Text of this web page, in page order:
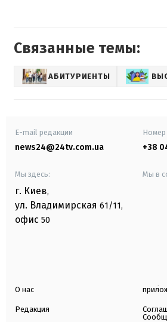
Связанные темы:
АБИТУРИЕНТЫ
E-mail редакции
news24@24tv.com.ua
Номер
+38
Мы здесь:
г. Киев,
ул. Владимирская 61/11,
офис 50
Мы в
О нас
Редакция